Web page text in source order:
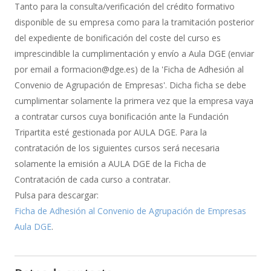
de
Bonificación
Tanto para la consulta/verificación del crédito formativo
disponible de su empresa como para la tramitación posterior
del expediente de bonificación del coste del curso es
imprescindible la cumplimentación y envío a Aula DGE (enviar
por email a formacion@dge.es) de la 'Ficha de Adhesión al
Convenio de Agrupación de Empresas'. Dicha ficha se debe
cumplimentar solamente la primera vez que la empresa vaya
a contratar cursos cuya bonificación ante la Fundación
Tripartita esté gestionada por AULA DGE. Para la
contratación de los siguientes cursos será necesaria
solamente la emisión a AULA DGE de la Ficha de
Contratación de cada curso a contratar.
Pulsa para descargar:
Ficha de Adhesión al Convenio de Agrupación de Empresas
Aula DGE.